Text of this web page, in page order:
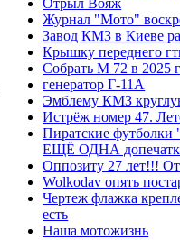
Отрыл Вояж
Журнал "Мото"
Завод КМЗ в Киеве
Крышку переднего
Собрать М 72 в 2025
генератор Г-11А
Эмблему КМЗ
Истрёж номер 47.
Пиратские футболки
ЕЩЁ ОДНА
Оппозиту 27 лет!!!
Wolkodav опять
Чертеж флажка
есть
Наша мотожизнь